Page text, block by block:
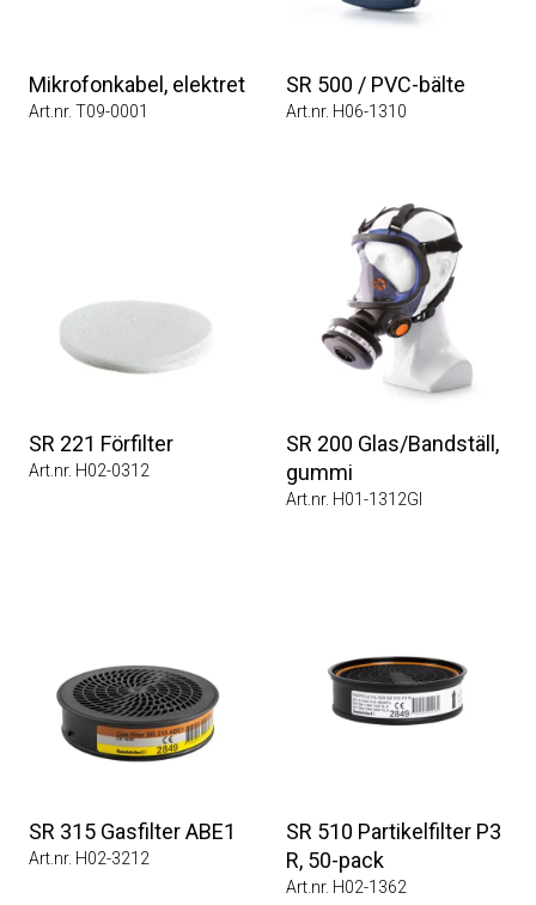
Mikrofonkabel, elektret
Art.nr. T09-0001
SR 500 / PVC-bälte
Art.nr. H06-1310
SR 221 Förfilter
Art.nr. H02-0312
SR 200 Glas/Bandställ,
gummi
Art.nr. H01-1312GI
SR 315 Gasfilter ABE1
Art.nr. H02-3212
SR 510 Partikelfilter P3
R, 50-pack
Art.nr. H02-1362